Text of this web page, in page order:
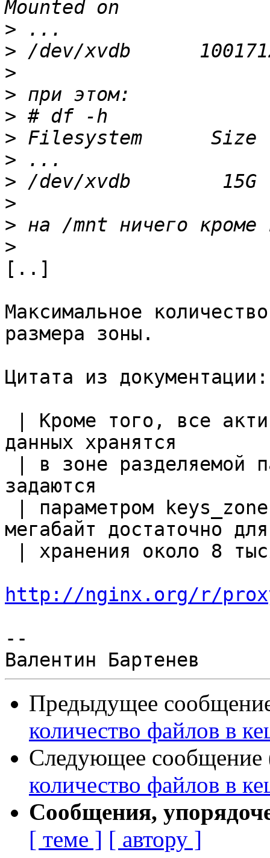
>
>
>
>
>
>
>
>
>
>
>
[..]
Максимальное
размера зоны.
Цитата из документации:
данных хранятся
задаются
мегабайт достаточно для
http://nginx.org/r/
--
Предыдущее
количество файлов в
Следующее сообщение
количество файлов в
Сообщения,
[ теме ] [ автору ]